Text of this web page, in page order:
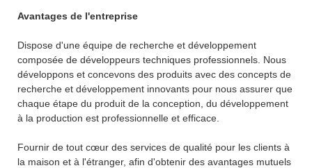
Avantages de l'entreprise
Dispose d'une équipe de recherche et développement
composée de développeurs techniques professionnels. Nous
développons et concevons des produits avec des concepts de
recherche et développement innovants pour nous assurer que
chaque étape du produit de la conception, du développement
à la production est professionnelle et efficace.
Fournir de tout cœur des services de qualité pour les clients à
la maison et à l'étranger, afin d'obtenir des avantages mutuels